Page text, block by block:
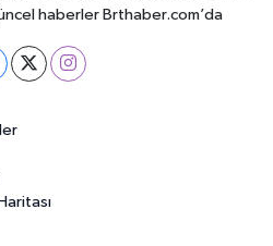
haberler Brthaber.com’da